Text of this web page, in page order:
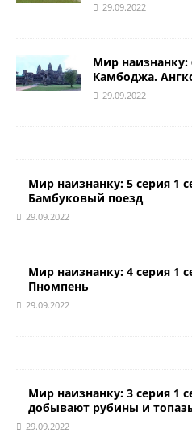
29.09.2022
Мир наизнанку:
Камбоджа.
29.09.2022
Мир наизнанку: 5 серия 1
Бамбуковый поезд
29.09.2022
Мир наизнанку: 4 серия 1
Пномпень
29.09.2022
Мир наизнанку: 3 серия 1
добывают рубины и
29.09.2022